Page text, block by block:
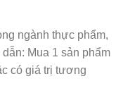
ngành thực phẩm,
Mua 1 sản phẩm
có giá trị tương